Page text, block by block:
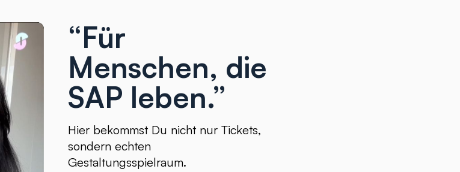
“Für
Menschen, die
SAP leben.”
Hier bekommst Du nicht nur Tickets,
sondern echten
Gestaltungsspielraum.